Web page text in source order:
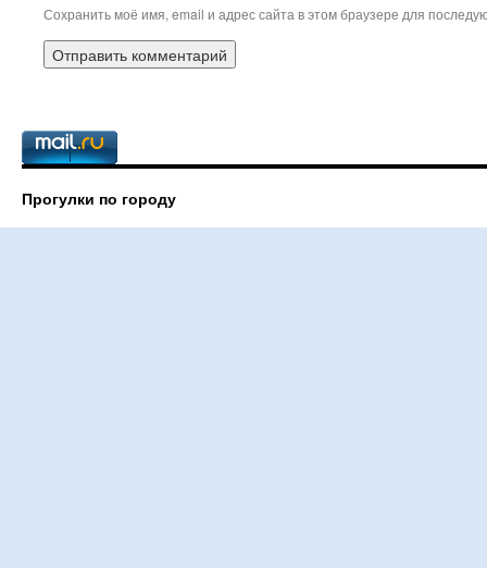
Сохранить моё имя, email и адрес сайта в этом браузере для
Прогулки по городу